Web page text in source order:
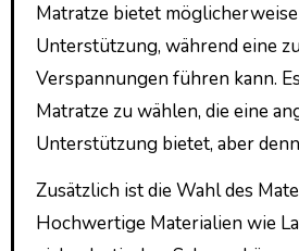
Matratze bietet
Unterstützung, während eine
Verspannungen führen kann.
Matratze zu wählen, die eine
Unterstützung bietet, aber
Zusätzlich ist die Wahl des
Hochwertige Materialien wie